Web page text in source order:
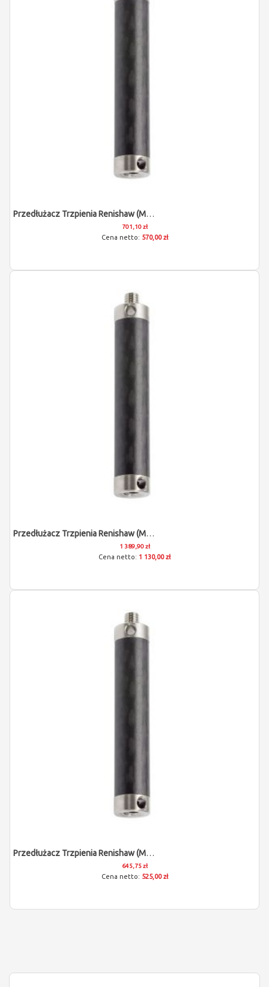
Przedłużacz Trzpienia Renishaw (M5/L80)
701,10 zł
570,00 zł
Przedłużacz Trzpienia Renishaw (M5/L40)
1 389,90 zł
1 130,00 zł
Przedłużacz Trzpienia Renishaw (M5/L60)
645,75 zł
525,00 zł